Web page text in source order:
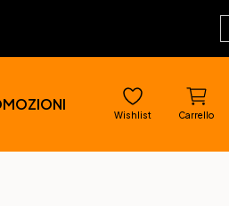
Wishlist Carrello